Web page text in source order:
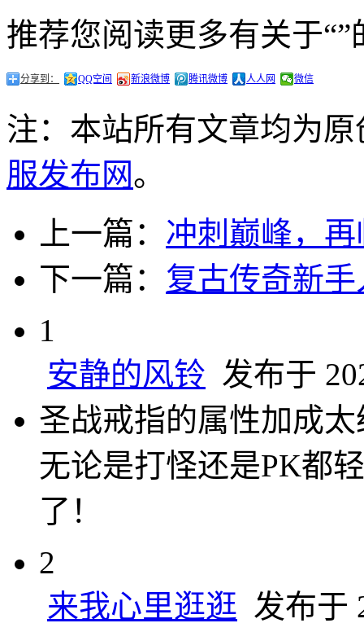
推荐您阅读更多有关于“”
分享到： QQ空间 新浪微博 腾讯微博 人人网 微信
注：本站所有文章均为
服发布网。
上一篇： 冲刺巅峰，
下一篇： 复古传奇新
1
安静的风铃 发布于
圣战戒指的属性加成
无论是打怪还是PK都
了！
2
来我心里逛逛 发布于